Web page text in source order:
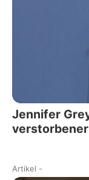
Jennifer
Artikel -